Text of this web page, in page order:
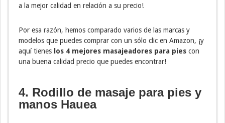
a la mejor calidad en relación a su precio!
Por esa razón, hemos comparado varios de las marcas y
modelos que puedes comprar con un sólo clic en Amazon, ¡y
aquí tienes los 4 mejores masajeadores para pies con
una buena calidad precio que puedes encontrar!
4. Rodillo de masaje para pies y
manos Hauea